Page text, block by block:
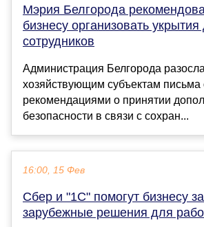
Мэрия Белгорода
бизнесу организовать укрытия
сотрудников
Администрация Белгорода
хозяйствующим субъектам письма
рекомендациями о принятии
безопасности в связи с сохран...
16:00, 15 Фев
Сбер и "1С" помогут бизнесу
зарубежные решения для